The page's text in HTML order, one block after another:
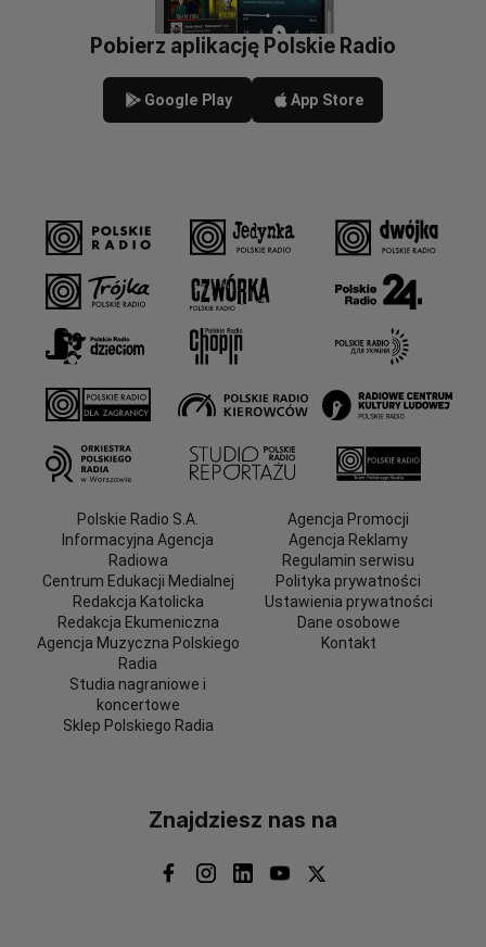
Pobierz aplikację Polskie Radio
Google Play App Store
Polskie Radio S.A.
Informacyjna Agencja
Radiowa
Centrum Edukacji Medialnej
Redakcja Katolicka
Redakcja Ekumeniczna
Agencja Muzyczna Polskiego
Radia
Studia nagraniowe i
koncertowe
Sklep Polskiego Radia
Agencja Promocji
Agencja Reklamy
Regulamin serwisu
Polityka prywatności
Ustawienia prywatności
Dane osobowe
Kontakt
Znajdziesz nas na